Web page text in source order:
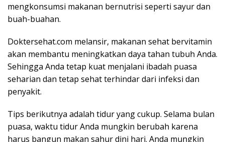
mengkonsumsi makanan bernutrisi seperti sayur dan
buah-buahan.
Doktersehat.com melansir, makanan sehat bervitamin
akan membantu meningkatkan daya tahan tubuh Anda.
Sehingga Anda tetap kuat menjalani ibadah puasa
seharian dan tetap sehat terhindar dari infeksi dan
penyakit.
Tips berikutnya adalah tidur yang cukup. Selama bulan
puasa, waktu tidur Anda mungkin berubah karena
harus bangun makan sahur dini hari. Anda mungkin